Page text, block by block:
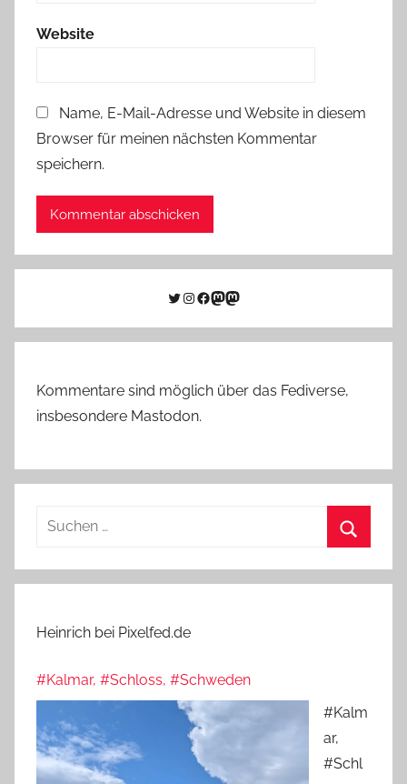
Website
Name, E-Mail-Adresse und Website in diesem
Browser für meinen nächsten Kommentar
speichern.
Twitter
Instagram
Facebook
Link zu Mastodon
Mastodon
Kommentare sind möglich über das Fediverse,
insbesondere Mastodon.
Suchen
Heinrich bei Pixelfed.de
#Kalmar, #Schloss, #Schweden
#Kalm
ar,
#Schl